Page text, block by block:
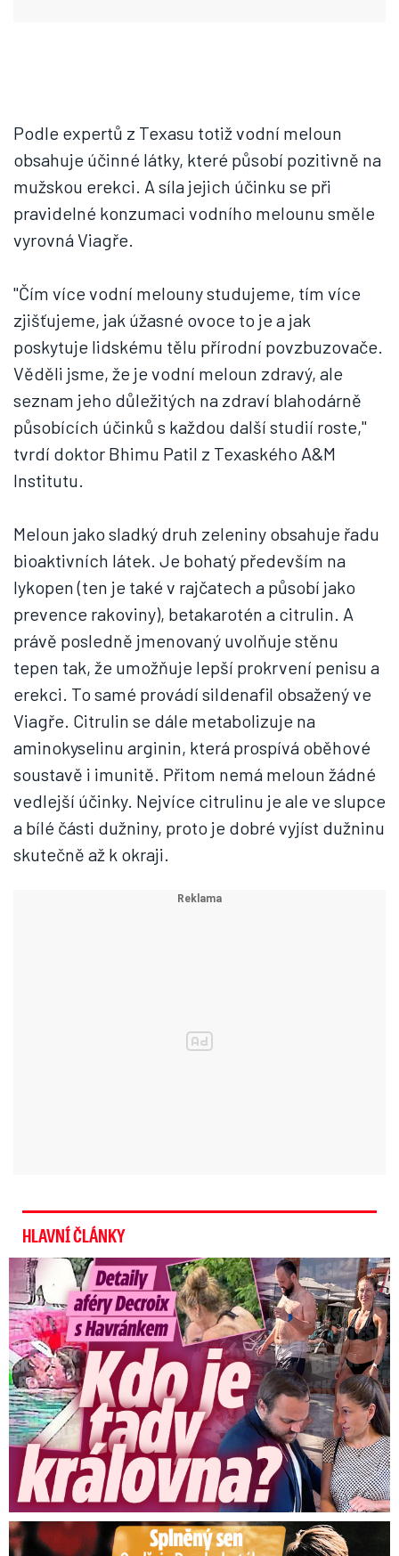
Podle expertů z Texasu totiž vodní meloun
obsahuje účinné látky, které působí pozitivně na
mužskou erekci. A síla jejich účinku se při
pravidelné konzumaci vodního melounu směle
vyrovná Viagře.
"Čím více vodní melouny studujeme, tím více
zjišťujeme, jak úžasné ovoce to je a jak
poskytuje lidskému tělu přírodní povzbuzovače.
Věděli jsme, že je vodní meloun zdravý, ale
seznam jeho důležitých na zdraví blahodárně
působících účinků s každou další studií roste,"
tvrdí doktor Bhimu Patil z Texaského A&M
Institutu.
Meloun jako sladký druh zeleniny obsahuje řadu
bioaktivních látek. Je bohatý především na
lykopen (ten je také v rajčatech a působí jako
prevence rakoviny), betakarotén a citrulin. A
právě posledně jmenovaný uvolňuje stěnu
tepen tak, že umožňuje lepší prokrvení penisu a
erekci. To samé provádí sildenafil obsažený ve
Viagře. Citrulin se dále metabolizuje na
aminokyselinu arginin, která prospívá oběhové
soustavě i imunitě. Přitom nemá meloun žádné
vedlejší účinky. Nejvíce citrulinu je ale ve slupce
a bílé části dužniny, proto je dobré vyjíst dužninu
skutečně až k okraji.
HLAVNÍ ČLÁNKY
Detaily aféry Decroix s Havránkem: Kdo je tady královna?
Splněný sen Ondřeje Brzobohatého: Zahrál si svého tátu